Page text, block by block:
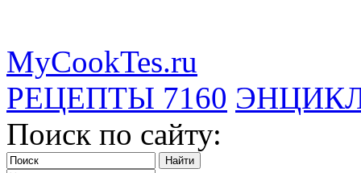
MyCookTes.ru
РЕЦЕПТЫ 7160
Поиск по сайту: